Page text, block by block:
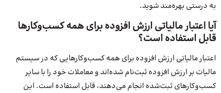
به درستی بهره‌مند شوید.
آیا اعتبار مالیاتی ارزش افزوده برای همه کسب‌وکارها
قابل استفاده است؟
اعتبار مالیاتی ارزش افزوده برای همه کسب‌وکارهایی که در سیستم
مالیات بر ارزش افزوده ثبت‌نام شده‌اند و معاملات خود را با سایر
کسب‌وکارهای ثبت‌شده انجام می‌دهند، قابل استفاده است. این